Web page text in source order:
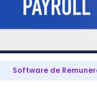
Software de